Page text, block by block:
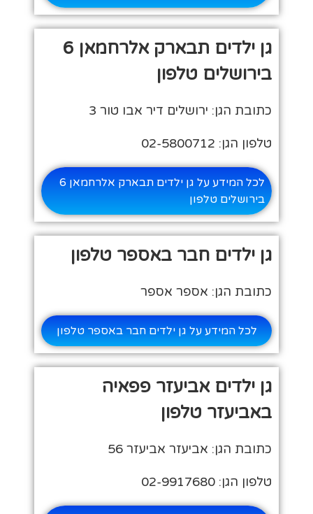
גן ילדים תבארק אלרחמאן 6
בירושלים טלפון
כתובת הגן: ירושלים דיר אבו טור 3
טלפון הגן: 02-5800712
לכל המידע על גן ילדים תבארק אלרחמאן 6
בירושלים טלפון
גן ילדים חבר באספר טלפון
כתובת הגן: אספר אספר
לכל המידע על גן ילדים חבר באספר טלפון
גן ילדים אביעזר פפאיה
באביעזר טלפון
כתובת הגן: אביעזר אביעזר 56
טלפון הגן: 02-9917680